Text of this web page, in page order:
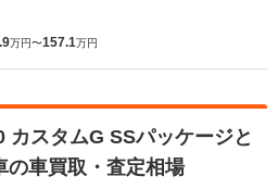
万円〜157.1万円
カスタムG SSパッケージと
の車買取・査定相場